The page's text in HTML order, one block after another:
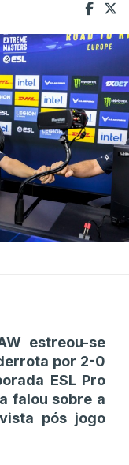
estreou-se
por 2-0
ESL Pro
falou sobre a
pós jogo